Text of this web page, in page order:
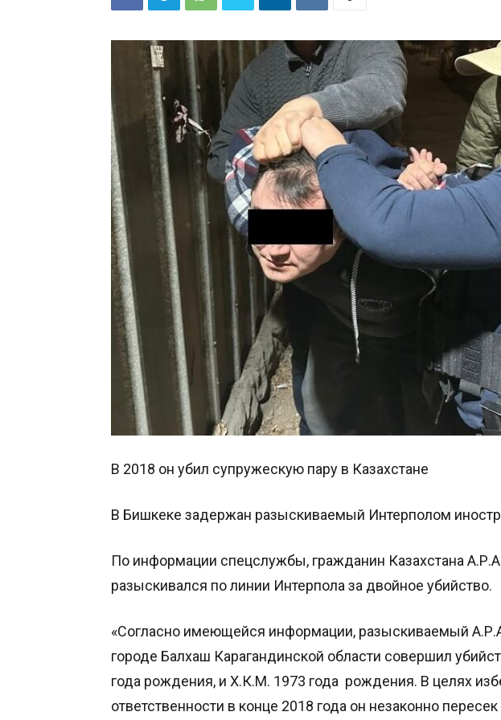
В 2018 он убил супружескую пару в Казахстане
В Бишкеке задержан разыскиваемый Интерполом
По информации спецслужбы, гражданин Казахстана
разыскивался по линии Интерпола за двойное убийство.
«Согласно имеющейся информации, разыскиваемый
городе Балхаш Карагандинской области совершил
года рождения, и Х.К.М. 1973 года рождения. В целях
ответственности в конце 2018 года он незаконно